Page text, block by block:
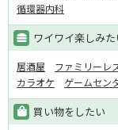
循環器内科
ワイワイ楽しみた
居酒屋
ファミリーレ
カラオケ
ゲームセン
買い物をしたい